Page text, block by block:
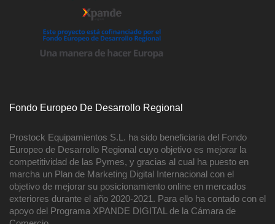
Fondo Europeo De Desarrollo Regional
Prostock Equipamientos S.L. ha sido beneficiaria del Fondo
Europeo de Desarrollo Regional cuyo objetivo es mejorar la
competitividad de las Pymes, y gracias al cual ha puesto en
marcha un Plan de Marketing Digital Internacional con el
objetivo de mejorar su posicionamiento online en mercados
exteriores durante el año 2020-2021. Para ello ha contado con el
apoyo del Programa XPANDE DIGITAL de la Cámara de